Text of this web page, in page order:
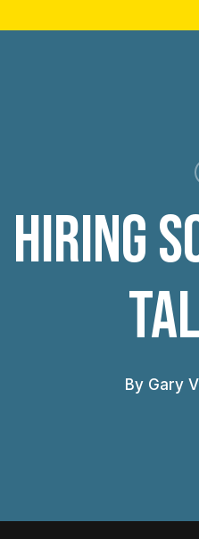
Hiring
By Gary